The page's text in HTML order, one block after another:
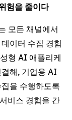
험을 줄이다
모든 채널에서
이터 수집 경험
형 AI 애플리케
해, 기업용 AI
을 수행하도록
비스 경험을 간